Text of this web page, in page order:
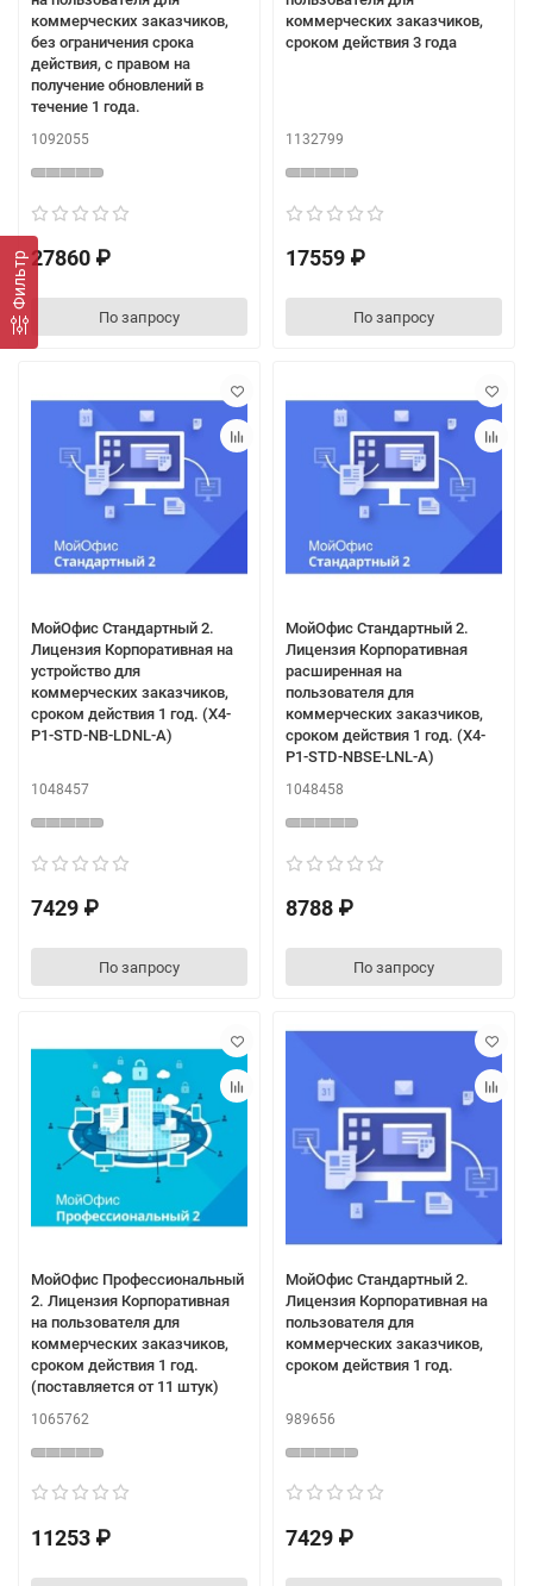
Фильтр
коммерческих заказчиков,
без ограничения срока
действия, с правом на
получение обновлений в
течение 1 года.
1092055
27860 ₽
По запросу
коммерческих заказчиков,
сроком действия 3 года
1132799
17559 ₽
По запросу
МойОфис Стандартный 2.
Лицензия Корпоративная на
устройство для
коммерческих заказчиков,
сроком действия 1 год. (X4-
P1-STD-NB-LDNL-A)
1048457
7429 ₽
По запросу
МойОфис Стандартный 2.
Лицензия Корпоративная
расширенная на
пользователя для
коммерческих заказчиков,
сроком действия 1 год. (X4-
P1-STD-NBSE-LNL-A)
1048458
8788 ₽
По запросу
МойОфис Профессиональный
2. Лицензия Корпоративная
на пользователя для
коммерческих заказчиков,
сроком действия 1 год.
(поставляется от 11 штук)
1065762
11253 ₽
МойОфис Стандартный 2.
Лицензия Корпоративная на
пользователя для
коммерческих заказчиков,
сроком действия 1 год.
989656
7429 ₽